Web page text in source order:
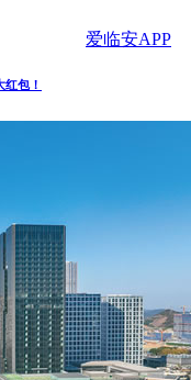
爱临安APP
包！